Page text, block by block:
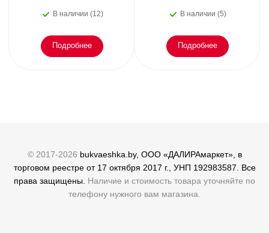
В наличии (12)
Подробнее
В наличии (5)
Подробнее
© 2017-2026 bukvaeshka.by, ООО «ДАЛИРАмаркет», в
торговом реестре от 17 октября 2017 г., УНП 192983587. Все
права защищены. Наличие и стоимость товара уточняйте по
телефону нужного вам магазина.